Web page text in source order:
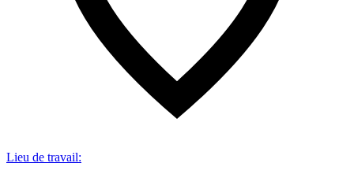
Lieu de travail: